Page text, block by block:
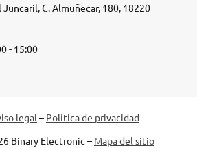
C. Almuñecar, 180, 18220
- 15:00
legal – Política de privacidad
Binary Electronic – Mapa del sitio